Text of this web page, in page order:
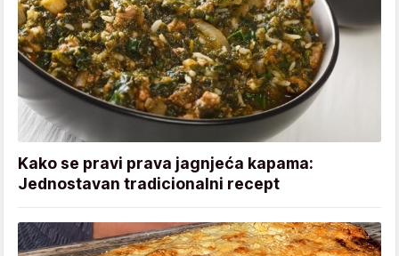
Kako se pravi prava jagnjeća kapama:
Jednostavan tradicionalni recept